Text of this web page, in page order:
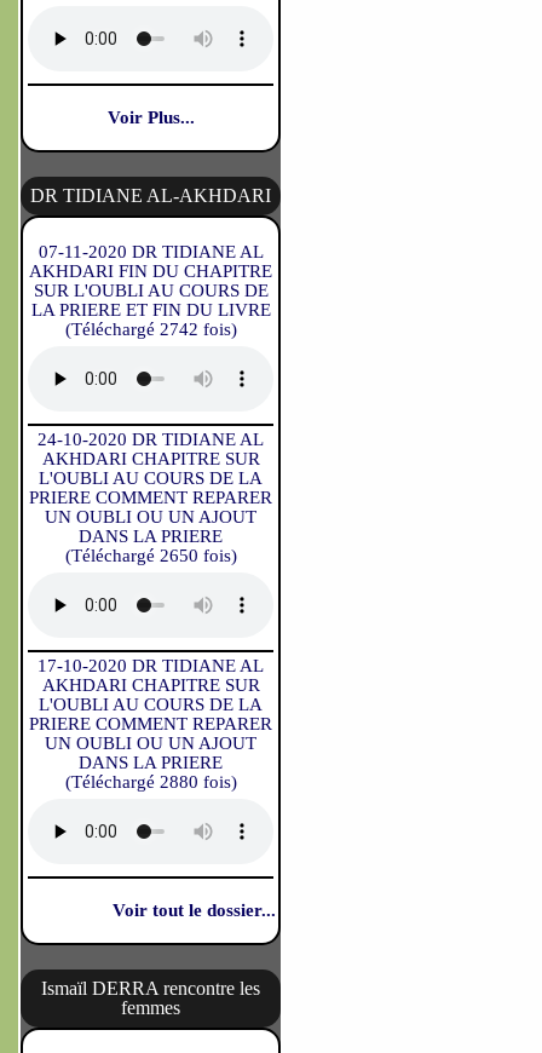
Voir Plus...
DR TIDIANE AL-AKHDARI
07-11-2020 DR TIDIANE AL
AKHDARI FIN DU CHAPITRE
SUR L'OUBLI AU COURS DE
LA PRIERE ET FIN DU LIVRE
(Téléchargé 2742 fois)
24-10-2020 DR TIDIANE AL
AKHDARI CHAPITRE SUR
L'OUBLI AU COURS DE LA
PRIERE COMMENT REPARER
UN OUBLI OU UN AJOUT
DANS LA PRIERE
(Téléchargé 2650 fois)
17-10-2020 DR TIDIANE AL
AKHDARI CHAPITRE SUR
L'OUBLI AU COURS DE LA
PRIERE COMMENT REPARER
UN OUBLI OU UN AJOUT
DANS LA PRIERE
(Téléchargé 2880 fois)
Voir tout le dossier...
Ismaïl DERRA rencontre les
femmes